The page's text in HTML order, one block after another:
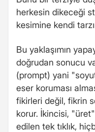
herkesin dikeceği
kesimine kendi
Bu yaklaşımın
doğrudan sonucu
(prompt) yani
eser koruması
fikirleri değil, fikrin
korur. İkincisi,
edilen tek tıklık,